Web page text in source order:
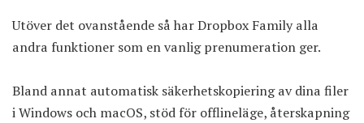
Utöver det ovanstående så har Dropbox Family alla
andra funktioner som en vanlig prenumeration ger.
Bland annat automatisk säkerhetskopiering av dina filer
i Windows och macOS, stöd för offlineläge, återskapning